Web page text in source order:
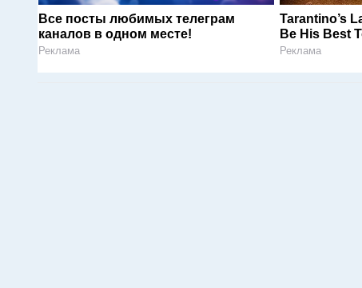
Все посты любимых телеграм
каналов в одном месте!
Реклама
Tarantino’s
Be His Best
Реклама